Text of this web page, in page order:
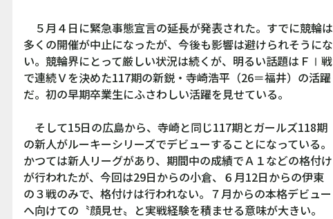
５月４日に緊急事態宣言の延長が発表された。すでに競輪は
多くの開催が中止になったが、今後も影響は避けられそうにな
い。競輪界にとって厳しい状況は続くが、明るい話題はＦⅠ戦
で連続Ｖを決めた117期の新鋭・寺崎浩平（26＝福井）の活躍
だ。初の早期卒業生にふさわしい活躍を見せている。
そして15日の広島から、寺崎と同じ117期とガールズ118期
の新人がルーキーシリーズでデビューすることになっている。
かつては新人リーグがあり、期間中の成績でＡ１などの格付け
が行われたが、今回は29日からの小倉、６月12日からの伊東
の３戦のみで、格付けは行われない。７月からの本格デビュー
へ向けての〝顔見せ〟と実戦経験を積ませる意味が大きい。